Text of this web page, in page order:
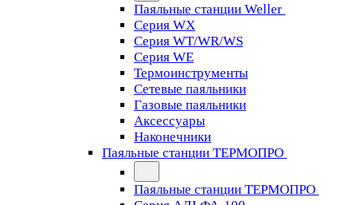
Паяльные станции Weller
Серия WX
Серия WT/WR/WS
Серия WE
Термоинструменты
Сетевые паяльники
Газовые паяльники
Аксессуары
Наконечники
Паяльные станции ТЕРМОПРО
Паяльные станции ТЕРМОПРО